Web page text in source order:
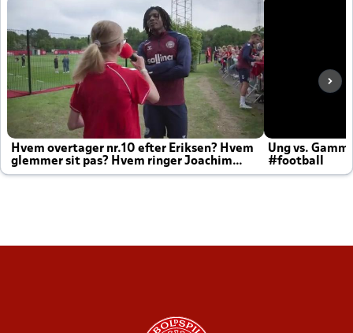
Hvem overtager nr.10 efter Eriksen? Hvem
glemmer sit pas? Hvem ringer Joachim
altid til efter kampe?
Ung vs.
#football